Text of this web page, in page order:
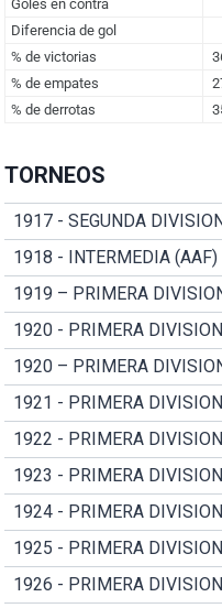
TORNEOS
1917 - SEGUNDA
1918 - INTERMEDIA (AAF)
1919 – PRIMERA
1920 - PRIMERA
1920 – PRIMERA
1921 - PRIMERA
1922 - PRIMERA
1923 - PRIMERA
1924 - PRIMERA
1925 - PRIMERA
1926 - PRIMERA